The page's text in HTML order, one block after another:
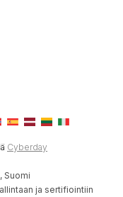
Cyberday
Suomi
ja sertifiointiin